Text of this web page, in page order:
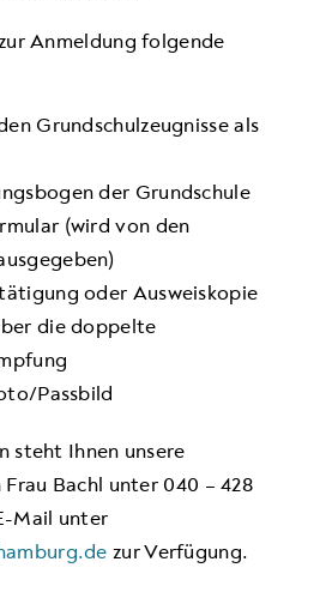
Anmeldung folgende
Grund­schulzeugnisse als
der Grundschule
(wird von den
oder Ausweiskopie
die doppelte
Passbild
steht Ihnen unsere
Bachl unter 040 – 428
Mail unter
zur Verfügung.